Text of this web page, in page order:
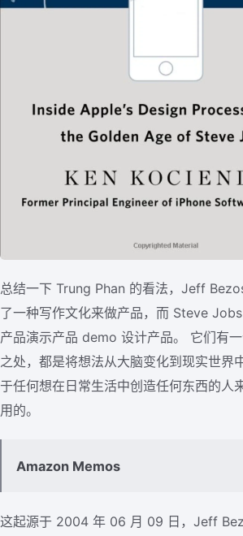
总结一下 Trung Phan 的看法，Jeff
了一种写作文化来做产品，而 Steve
产品演示产品 demo 设计产品。 它们有
之处，都是将想法从大脑变化到现实世界
于任何想在日常生活中创造任何东西的人
用的。
Amazon Memos
这起源于 2004 年 06 月 09 日，Jeff